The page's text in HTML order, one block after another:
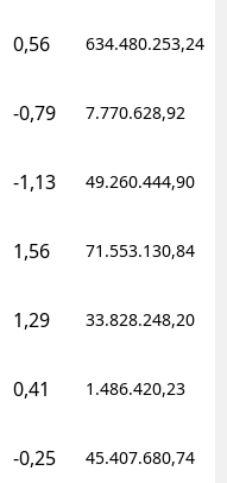
0,56 634.480.253,24
-0,79 7.770.628,92
-1,13 49.260.444,90
1,56 71.553.130,84
1,29 33.828.248,20
0,41 1.486.420,23
-0,25 45.407.680,74